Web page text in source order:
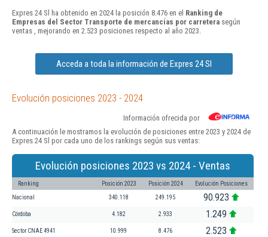
Expres 24 Sl ha obtenido en 2024 la posición 8.476 en el Ranking de
Empresas del Sector Transporte de mercancías por carretera según
ventas , mejorando en 2.523 posiciones respecto al año 2023.
Acceda a toda la información de Expres 24 Sl
Evolución posiciones 2023 - 2024
Información ofrecida por
A continuación le mostramos la evolución de posiciones entre 2023 y 2024 de
Expres 24 Sl por cada uno de los rankings según sus ventas:
Evolución posiciones 2023 vs 2024 - Ventas
Ranking Posición 2023 Posición 2024 Evolución Posiciones
Nacional 340.118 249.195 90.923
Córdoba 4.182 2.933 1.249
Sector CNAE 4941 10.999 8.476 2.523